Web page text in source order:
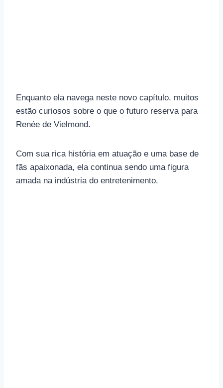
Enquanto ela navega neste novo capítulo, muitos
estão curiosos sobre o que o futuro reserva para
Renée de Vielmond.
Com sua rica história em atuação e uma base de
fãs apaixonada, ela continua sendo uma figura
amada na indústria do entretenimento.